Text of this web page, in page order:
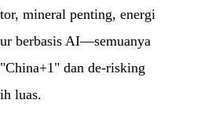
mineral penting, energi
berbasis AI—semuanya
dan de-risking
luas.